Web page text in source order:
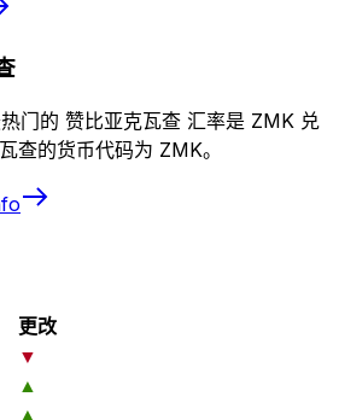
门的 赞比亚克瓦查 汇率是 ZMK 兑
查的货币代码为 ZMK。
更改
▼
▲
▲